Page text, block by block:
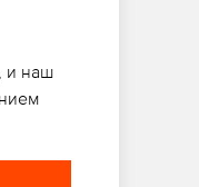
и наш